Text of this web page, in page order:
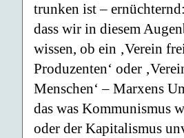
trunken ist –
dass wir in diesem
wissen, ob ein ‚Verein
Produzenten‘ oder
Menschen‘ – Marxens
das was Kommunismus
oder der Kapitalismus